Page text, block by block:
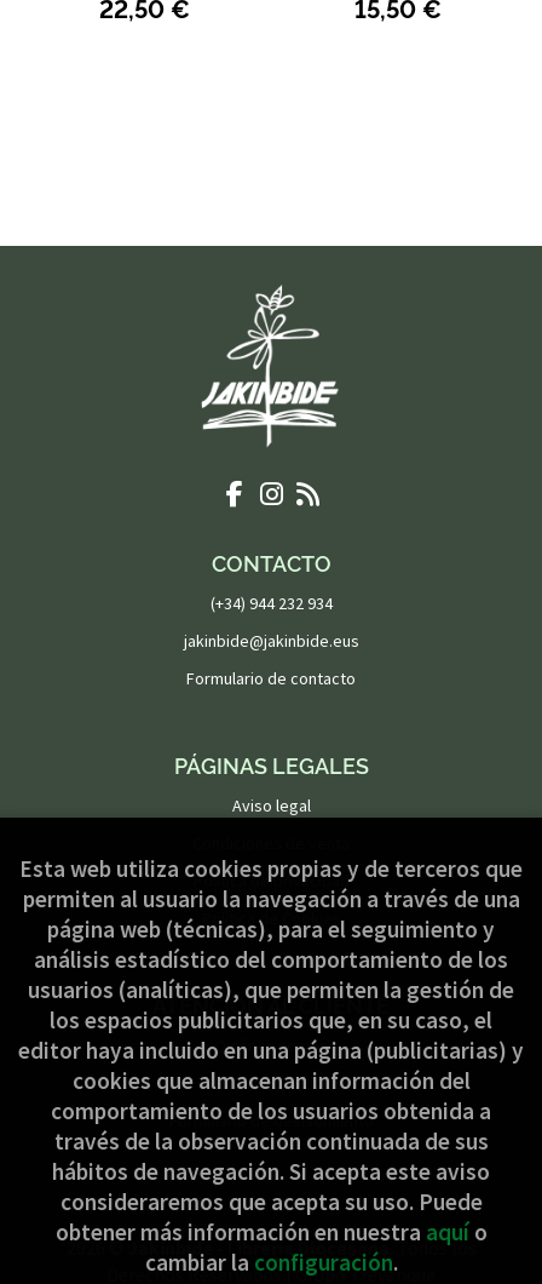
22,50 € 15,50 €
CONTACTO
(+34) 944 232 934
jakinbide@jakinbide.eus
Formulario de contacto
PÁGINAS LEGALES
Aviso legal
Política de privacidad
Política de Cookies
ATENCIÓN AL CLIENTE
Quiénes somos
Pedidos especiales
Formulario de desistimiento
2026 ©Jakinbide - Librería Diocesana . Todos los
Derechos Reservados |Grupo Trevenque
Esta web utiliza cookies propias y de terceros que
permiten al usuario la navegación a través de una
página web (técnicas), para el seguimiento y
análisis estadístico del comportamiento de los
usuarios (analíticas), que permiten la gestión de
los espacios publicitarios que, en su caso, el
editor haya incluido en una página (publicitarias) y
cookies que almacenan información del
comportamiento de los usuarios obtenida a
través de la observación continuada de sus
hábitos de navegación. Si acepta este aviso
consideraremos que acepta su uso. Puede
obtener más información en nuestra aquío
cambiar la configuración.